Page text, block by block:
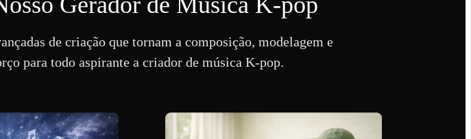
de criação que tornam a composição, modelagem e
para todo aspirante a criador de música K-pop.